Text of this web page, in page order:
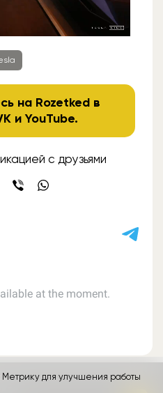
на Rozetked в
иYouTube.
с друзьями
для улучшения работы